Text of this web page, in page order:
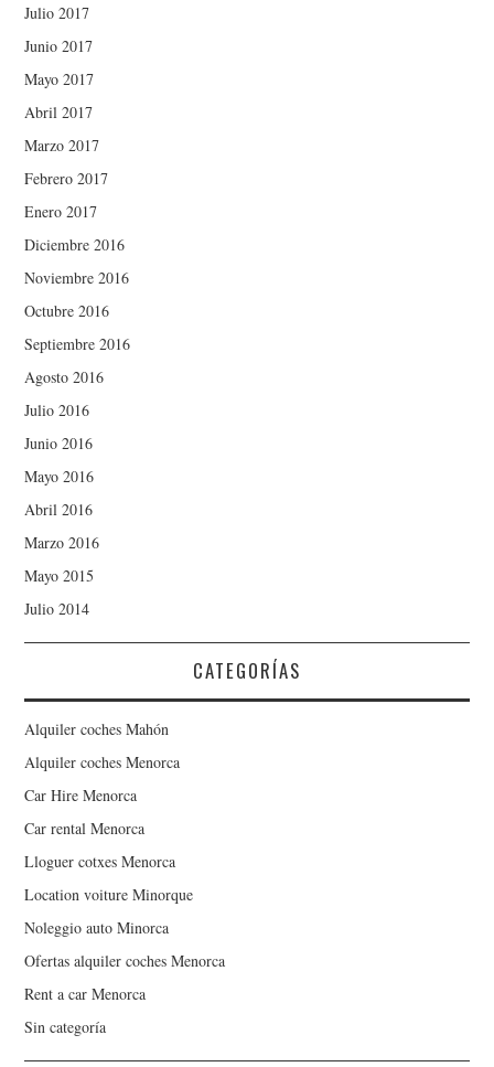
Julio 2017
Junio 2017
Mayo 2017
Abril 2017
Marzo 2017
Febrero 2017
Enero 2017
Diciembre 2016
Noviembre 2016
Octubre 2016
Septiembre 2016
Agosto 2016
Julio 2016
Junio 2016
Mayo 2016
Abril 2016
Marzo 2016
Mayo 2015
Julio 2014
CATEGORÍAS
Alquiler coches Mahón
Alquiler coches Menorca
Car Hire Menorca
Car rental Menorca
Lloguer cotxes Menorca
Location voiture Minorque
Noleggio auto Minorca
Ofertas alquiler coches Menorca
Rent a car Menorca
Sin categoría